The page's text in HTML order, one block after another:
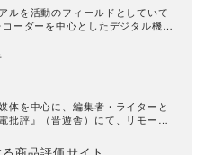
ルを活動のフィールドとしていて
ーダーを中心としたデジタル機器
記事を手がけている。
体を中心に、編集者・ライターと
批評』（晋遊舎）にて、リモート